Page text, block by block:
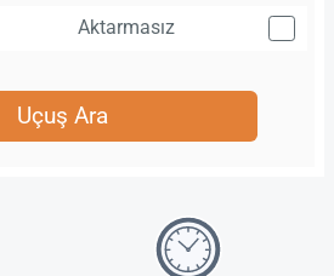
Aktarmasız
Uçuş Ara